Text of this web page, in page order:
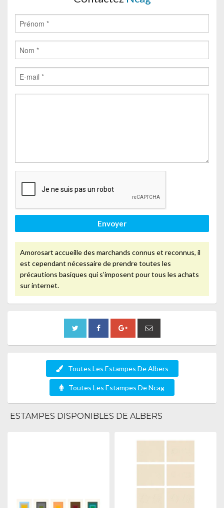
Envoyer
Amorosart accueille des marchands connus et reconnus, il
est cependant nécessaire de prendre toutes les
précautions basiques qui s’imposent pour tous les achats
sur internet.
Toutes Les Estampes De Albers
Toutes Les Estampes De Ncag
ESTAMPES DISPONIBLES DE ALBERS